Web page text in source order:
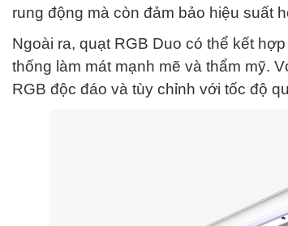
rung động mà còn đảm bảo hiệu suất
Ngoài ra, quạt RGB Duo có thể kết
thống làm mát mạnh mẽ và thẩm mỹ.
RGB độc đáo và tùy chỉnh với tốc độ